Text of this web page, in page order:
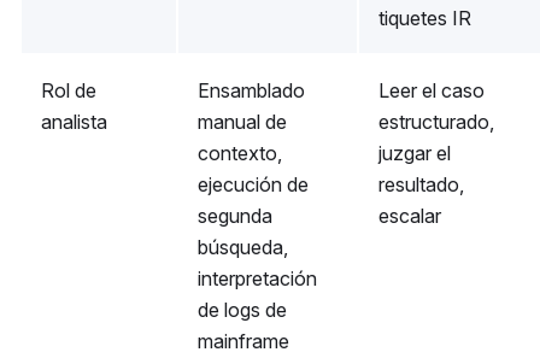
tiquetes IR
Rol de
analista
Ensamblado
manual de
contexto,
ejecución de
segunda
búsqueda,
interpretación
de logs de
mainframe
Leer el caso
estructurado,
juzgar el
resultado,
escalar